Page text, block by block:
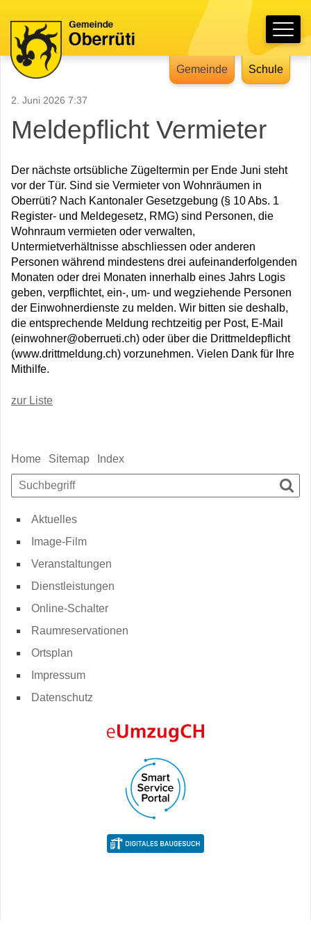
Navigieren in Oberrüti
Gemeinde Schule
Meldepflicht Vermieter
2. Juni 2026 7:37
Der nächste ortsübliche Zügeltermin per Ende Juni steht
vor der Tür. Sind sie Vermieter von Wohnräumen in
Oberrüti? Nach Kantonaler Gesetzgebung (§ 10 Abs. 1
Register- und Meldegesetz, RMG) sind Personen, die
Wohnraum vermieten oder verwalten,
Untermietverhältnisse abschliessen oder anderen
Personen während mindestens drei aufeinanderfolgenden
Monaten oder drei Monaten innerhalb eines Jahrs Logis
geben, verpflichtet, ein-, um- und wegziehende Personen
der Einwohnerdienste zu melden. Wir bitten sie deshalb,
die entsprechende Meldung rechtzeitig per Post, E-Mail
(einwohner@oberrueti.ch) oder über die Drittmeldepflicht
(www.drittmeldung.ch) vorzunehmen. Vielen Dank für Ihre
Mithilfe.
zur Liste
Sidebar
Home Sitemap
Index
Suchbegriff
Aktuelles
Image-Film
Veranstaltungen
Dienstleistungen
Online-Schalter
Raumreservationen
Ortsplan
Impressum
Datenschutz